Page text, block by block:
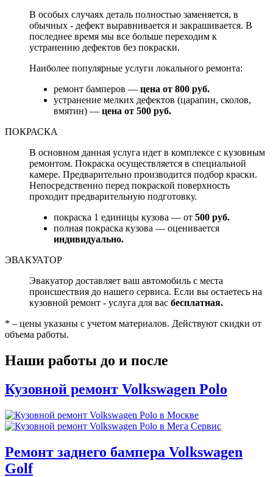
В особых случаях деталь полностью заменяется, в
обычных - дефект выравнивается и закрашивается. В
последнее время мы все больше переходим к
устранению дефектов без покраски.
Наиболее популярные услуги локального ремонта:
ремонт бамперов — цена от 800 руб.
устранение мелких дефектов (царапин, сколов,
вмятин) — цена от 500 руб.
ПОКРАСКА
В основном данная услуга идет в комплексе с кузовным
ремонтом. Покраска осуществляется в специальной
камере. Предварительно производится подбор краски.
Непосредственно перед покраской поверхность
проходит предварительную подготовку.
покраска 1 единицы кузова — от 500 руб.
полная покраска кузова — оценивается
индивидуально.
ЭВАКУАТОР
Эвакуатор доставляет ваш автомобиль с места
происшествия до нашего сервиса. Если вы остаетесь на
кузовной ремонт - услуга для вас бесплатная.
* – цены указаны с учетом материалов. Действуют скидки от
объема работы.
Наши работы до и после
Кузовной ремонт Volkswagen Polo
Ремонт заднего бампера Volkswagen
Golf